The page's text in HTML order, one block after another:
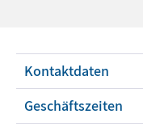
Kontaktdaten
Geschäftszeiten